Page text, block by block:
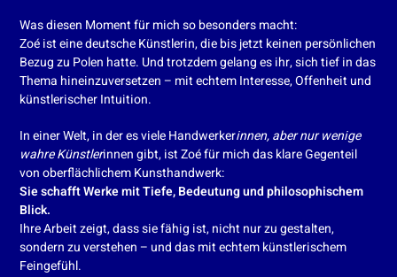
Was diesen Moment für mich so besonders macht:
Zoé ist eine deutsche Künstlerin, die bis jetzt keinen persönlichen
Bezug zu Polen hatte. Und trotzdem gelang es ihr, sich tief in das
Thema hineinzuversetzen – mit echtem Interesse, Offenheit und
künstlerischer Intuition.
In einer Welt, in der es viele Handwerkerinnen, aber nur wenige
wahre Künstlerinnen gibt, ist Zoé für mich das klare Gegenteil
von oberflächlichem Kunsthandwerk:
Sie schafft Werke mit Tiefe, Bedeutung und philosophischem
Blick.
Ihre Arbeit zeigt, dass sie fähig ist, nicht nur zu gestalten,
sondern zu verstehen – und das mit echtem künstlerischem
Feingefühl.